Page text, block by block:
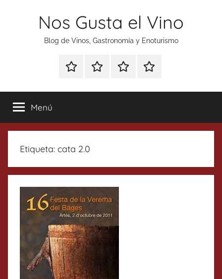
Nos Gusta el Vino
Blog de Vinos, Gastronomía y Enoturismo
Especial
Tonics
Enoturismo
Gastronomía
RankingContacto
Menú
Etiqueta: cata 2.0